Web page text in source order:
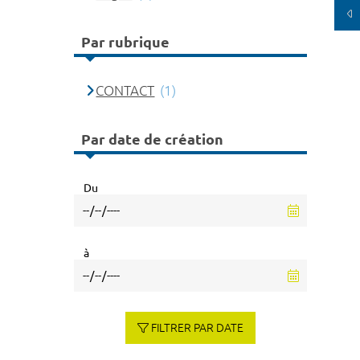
Par rubrique
CONTACT (1)
Par date de création
Du
à
FILTRER PAR DATE